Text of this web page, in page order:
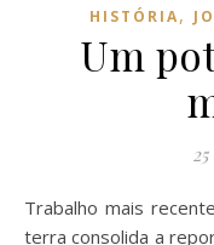
HISTÓRIA,
Um
Trabalho mais recente de Joe Sacco, o livro Um tributo à
terra consolida a